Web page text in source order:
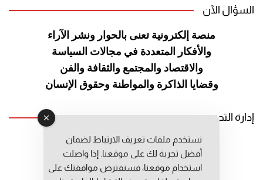
السؤال الآن
منصة إلكترونية تعنى بالحوار ونشر
الآراء
والأفكار المتعددة في مجالات السياسة
والاقتصاد والمجتمع والثقافة والفن
وقضايا الذاكرة والمواطنة وحقوق الإنسان
إدارة التحرير
رئيس التحرير: عبد الرحيم التوراني
رئيس التحرير المساعد: المعطي قبال
مديرة التحرير: فاطمة حوحو
نستخدم ملفات تعريف الارتباط لضمان
أفضل تجربة لك على موقعنا. إذا واصلت
استخدام موقعنا، فسنفترض موافقتك على